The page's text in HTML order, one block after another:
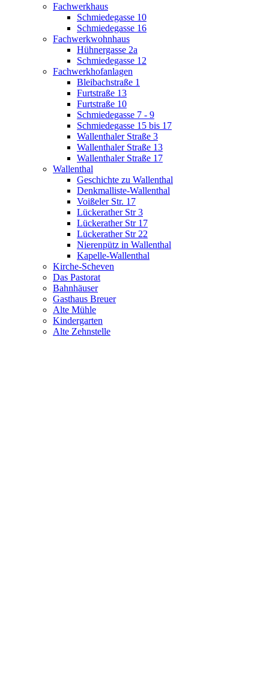
Fachwerkhaus
Schmiedegasse 10
Schmiedegasse 16
Fachwerkwohnhaus
Hühnergasse 2a
Schmiedegasse 12
Fachwerkhofanlagen
Bleibachstraße 1
Furtstraße 13
Furtstraße 10
Schmiedegasse 7 - 9
Schmiedegasse 15 bis 17
Wallenthaler Straße 3
Wallenthaler Straße 13
Wallenthaler Straße 17
Wallenthal
Geschichte zu Wallenthal
Denkmalliste-Wallenthal
Voißeler Str. 17
Lückerather Str 3
Lückerather Str 17
Lückerather Str 22
Nierenpütz in Wallenthal
Kapelle-Wallenthal
Kirche-Scheven
Das Pastorat
Bahnhäuser
Gasthaus Breuer
Alte Mühle
Kindergarten
Alte Zehnstelle